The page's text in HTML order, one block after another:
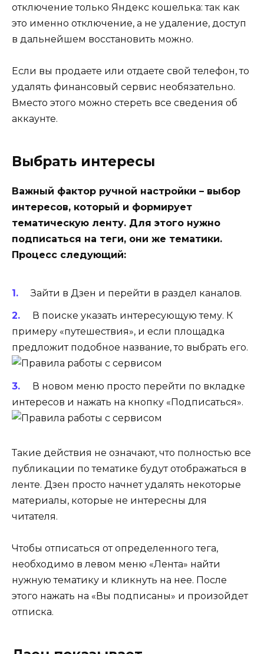
отключение только Яндекс кошелька: так как
это именно отключение, а не удаление, доступ
в дальнейшем восстановить можно.
Если вы продаете или отдаете свой телефон, то
удалять финансовый сервис необязательно.
Вместо этого можно стереть все сведения об
аккаунте.
Выбрать интересы
Важный фактор ручной настройки – выбор
интересов, который и формирует
тематическую ленту. Для этого нужно
подписаться на теги, они же тематики.
Процесс следующий:
Зайти в Дзен и перейти в раздел каналов.
В поиске указать интересующую тему. К
примеру «путешествия», и если площадка
предложит подобное название, то выбрать его.
В новом меню просто перейти по вкладке
интересов и нажать на кнопку «Подписаться».
Такие действия не означают, что полностью все
публикации по тематике будут отображаться в
ленте. Дзен просто начнет удалять некоторые
материалы, которые не интересны для
читателя.
Чтобы отписаться от определенного тега,
необходимо в левом меню «Лента» найти
нужную тематику и кликнуть на нее. После
этого нажать на «Вы подписаны» и произойдет
отписка.